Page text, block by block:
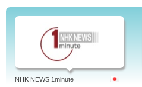
NHK NEWS 1minute